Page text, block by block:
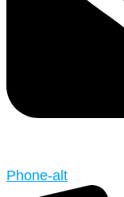
Phone-alt